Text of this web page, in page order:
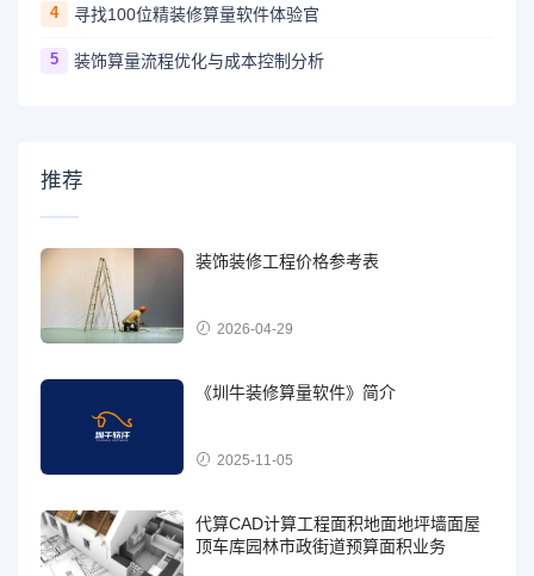
4 寻找100位精装修算量软件体验官
5 装饰算量流程优化与成本控制分析
推荐
装饰装修工程价格参考表
2026-04-29
《圳牛装修算量软件》简介
2025-11-05
代算CAD计算工程面积地面地坪墙面屋
顶车库园林市政街道预算面积业务